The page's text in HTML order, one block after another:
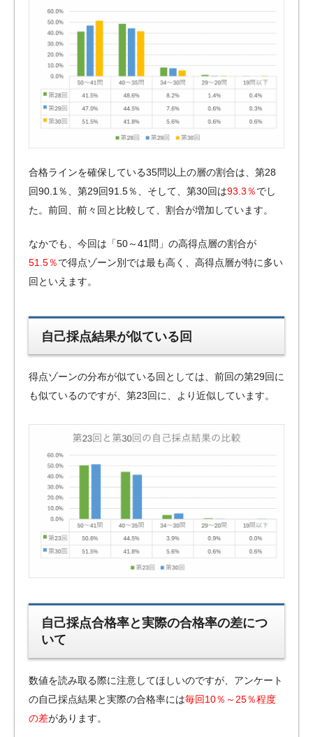
合格ラインを確保している35問以上の層の割合は、第28
回90.1％、第29回91.5％、そして、第30回は93.3％でし
た。前回、前々回と比較して、割合が増加しています。
なかでも、今回は「50～41問」の高得点層の割合が
51.5％で得点ゾーン別では最も高く、高得点層が特に多い
回といえます。
自己採点結果が似ている回
得点ゾーンの分布が似ている回としては、前回の第29回に
も似ているのですが、第23回に、より近似しています。
自己採点合格率と実際の合格率の差につ
いて
数値を読み取る際に注意してほしいのですが、アンケート
の自己採点結果と実際の合格率には毎回10％～25％程度
の差があります。